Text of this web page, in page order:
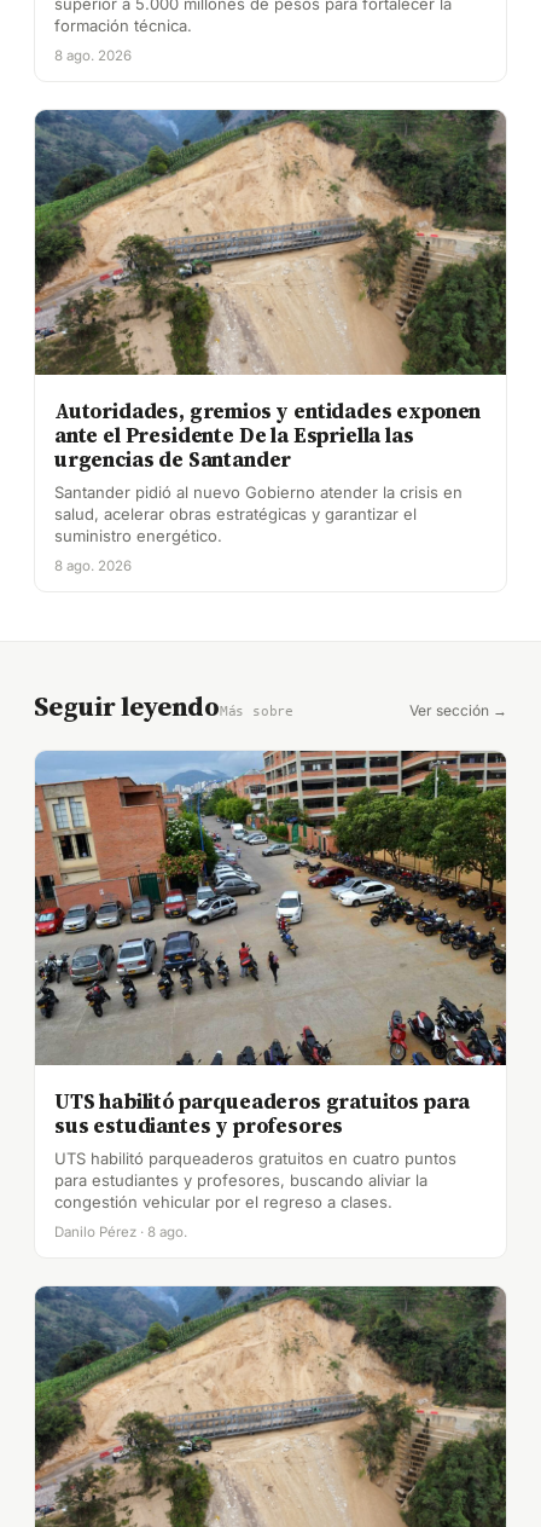
formación técnica.
8 ago. 2026
Autoridades, gremios y entidades exponen
ante el Presidente De la Espriella las
urgencias de Santander
Santander pidió al nuevo Gobierno atender la crisis en
salud, acelerar obras estratégicas y garantizar el
suministro energético.
8 ago. 2026
Seguir leyendoMás sobre Ver sección →
UTS habilitó parqueaderos gratuitos para
sus estudiantes y profesores
UTS habilitó parqueaderos gratuitos en cuatro puntos
para estudiantes y profesores, buscando aliviar la
congestión vehicular por el regreso a clases.
Danilo Pérez · 8 ago.